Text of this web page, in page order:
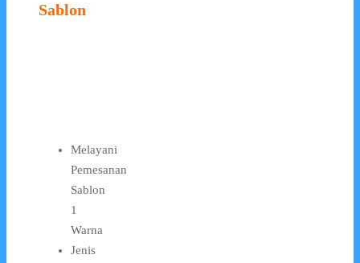
Sablon
Melayani
Pemesanan
Sablon
1
Warna
Jenis